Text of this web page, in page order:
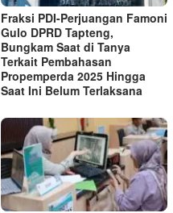
Fraksi PDI-Perjuangan Famoni
Gulo DPRD Tapteng,
Bungkam Saat di Tanya
Terkait Pembahasan
Propemperda 2025 Hingga
Saat Ini Belum Terlaksana